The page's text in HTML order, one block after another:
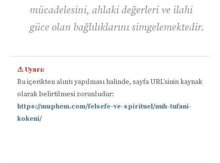
mücadelesini, ahlaki değerleri ve ilahi
güce olan bağlılıklarını simgelemektedir.
⚠ Uyarı:
Bu içerikten alıntı yapılması halinde, sayfa URL’sinin kaynak
olarak belirtilmesi zorunludur:
https://muphem.com/felsefe-ve-spirituel/nuh-tufani-
kokeni/